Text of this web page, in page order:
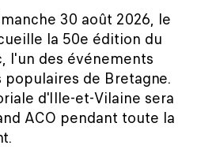
30 août 2026, le
la 50e édition du
l'un des événements
de Bretagne.
d'Ille-et-Vilaine sera
ACO pendant toute la